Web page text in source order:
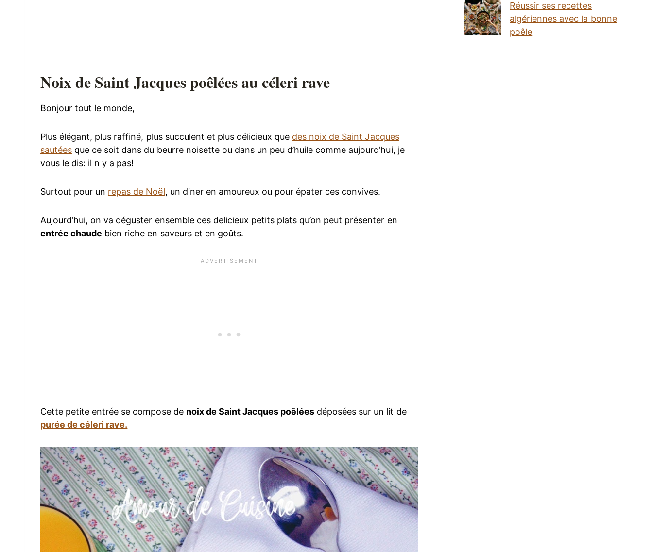
Noix de Saint Jacques poêlées au céleri rave
Bonjour tout le monde,
Plus élégant, plus raffiné, plus succulent et plus délicieux que des noix de Saint Jacques
sautées que ce soit dans du beurre noisette ou dans un peu d’huile comme aujourd’hui, je
vous le dis: il n y a pas!
Surtout pour un repas de Noël, un diner en amoureux ou pour épater ces convives.
Aujourd’hui, on va déguster ensemble ces delicieux petits plats qu’on peut présenter en
entrée chaude bien riche en saveurs et en goûts.
Cette petite entrée se compose de noix de Saint Jacques poêlées déposées sur un lit de
purée de céleri rave.
Réussir ses recettes
algériennes avec la bonne
poêle